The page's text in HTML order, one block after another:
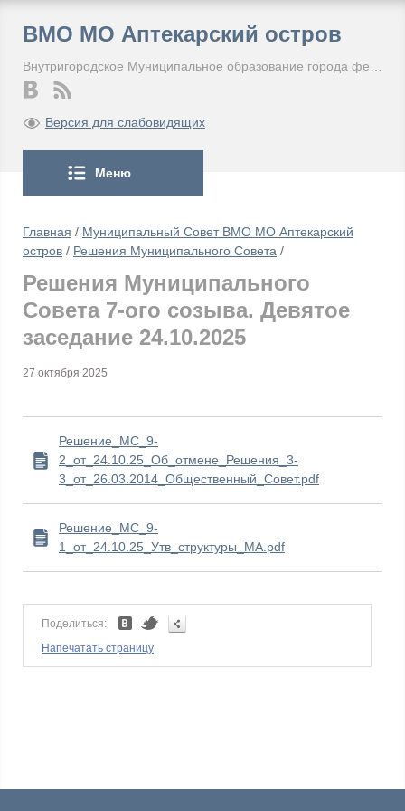
ВМО МО Аптекарский остров
Версия для слабовидящих
Меню
Главная / Муниципальный Совет ВМО МО Аптекарский
остров / Решения Муниципального Совета /
Решения Муниципального
Совета 7-ого созыва. Девятое
заседание 24.10.2025
27 октября 2025
Решение_МС_9-
2_от_24.10.25_Об_отмене_Решения_3-
3_от_26.03.2014_Общественный_Совет.pdf
Решение_МС_9-
1_от_24.10.25_Утв_структуры_МА.pdf
Поделиться:
Напечатать страницу